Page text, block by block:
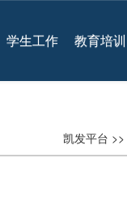
学生工作 教育培训
凯发平台 >>